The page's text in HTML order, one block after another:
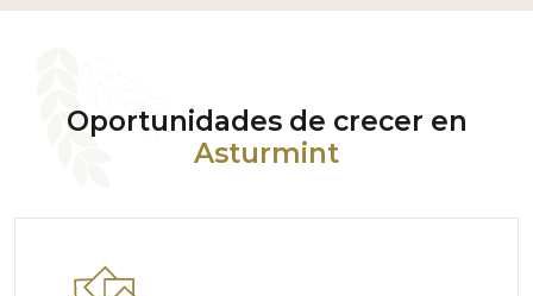
Oportunidades de crecer en
Asturmint